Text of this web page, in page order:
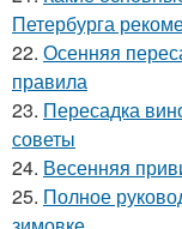
Петербурга
22. Осенняя
правила
23. Пересадка
советы
24. Весенняя
25. Полное